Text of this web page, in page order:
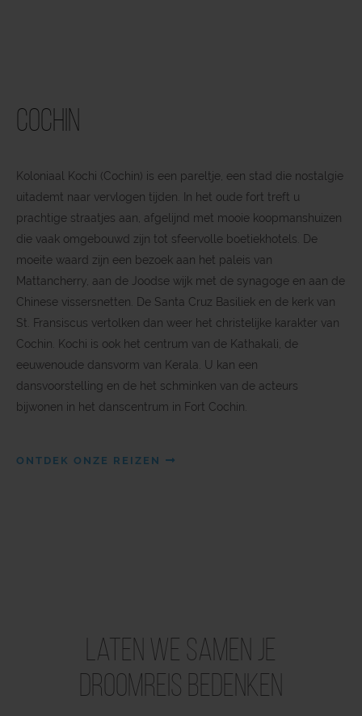
Cochin
Koloniaal Kochi (Cochin) is een pareltje, een stad die nostalgie
uitademt naar vervlogen tijden. In het oude fort treft u
prachtige straatjes aan, afgelijnd met mooie koopmanshuizen
die vaak omgebouwd zijn tot sfeervolle boetiekhotels. De
moeite waard zijn een bezoek aan het paleis van
Mattancherry, aan de Joodse wijk met de synagoge en aan de
Chinese vissersnetten. De Santa Cruz Basiliek en de kerk van
St. Fransiscus vertolken dan weer het christelijke karakter van
Cochin. Kochi is ook het centrum van de Kathakali, de
eeuwenoude dansvorm van Kerala. U kan een
dansvoorstelling en de het schminken van de acteurs
bijwonen in het danscentrum in Fort Cochin.
ONTDEK ONZE REIZEN
Laten we samen je
droomreis bedenken